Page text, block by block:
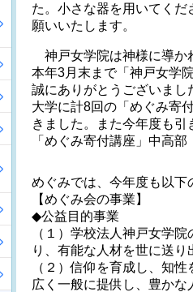
た。小さな器を用いてく
願いいたします。
神戸女学院は神様に導か
本年3月末まで「神戸女学
誠にありがとうございま
大学に計8回の「めぐみ寄
きました。また今年度も
「めぐみ寄付講座」中高
めぐみでは、今年度も以
【めぐみ会の事業】
◆公益目的事業
（１）学校法人神戸女学
り、有能な人材を世に送
（２）信仰を育成し、知
広く一般に提供し、豊か